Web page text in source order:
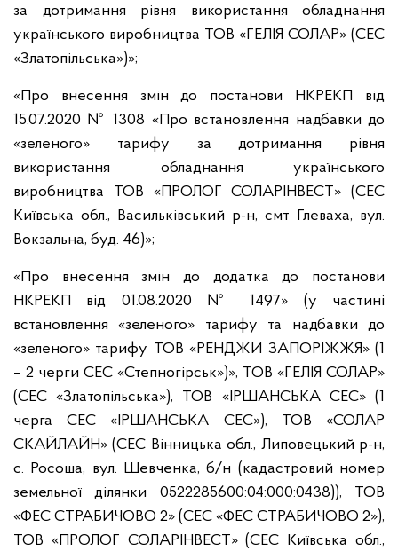
за дотримання рівня використання обладнання
українського виробництва ТОВ «ГЕЛІЯ СОЛАР» (СЕС
«Златопільська»)»;
«Про внесення змін до постанови НКРЕКП від
15.07.2020 № 1308 «Про встановлення надбавки до
«зеленого» тарифу за дотримання рівня
використання обладнання українського
виробництва ТОВ «ПРОЛОГ СОЛАРІНВЕСТ» (СЕС
Київська обл., Васильківський р-н, смт Глеваха, вул.
Вокзальна, буд. 46)»;
«Про внесення змін до додатка до постанови
НКРЕКП від 01.08.2020 № 1497» (у частині
встановлення «зеленого» тарифу та надбавки до
«зеленого» тарифу ТОВ «РЕНДЖИ ЗАПОРІЖЖЯ» (1
– 2 черги СЕС «Степногірськ»)», ТОВ «ГЕЛІЯ СОЛАР»
(СЕС «Златопільська»), ТОВ «ІРШАНСЬКА СЕС» (1
черга СЕС «ІРШАНСЬКА СЕС»), ТОВ «СОЛАР
СКАЙЛАЙН» (СЕС Вінницька обл., Липовецький р-н,
с. Росоша, вул. Шевченка, б/н (кадастровий номер
земельної ділянки 0522285600:04:000:0438)), ТОВ
«ФЕС СТРАБИЧОВО 2» (СЕС «ФЕС СТРАБИЧОВО 2»),
ТОВ «ПРОЛОГ СОЛАРІНВЕСТ» (СЕС Київська обл.,